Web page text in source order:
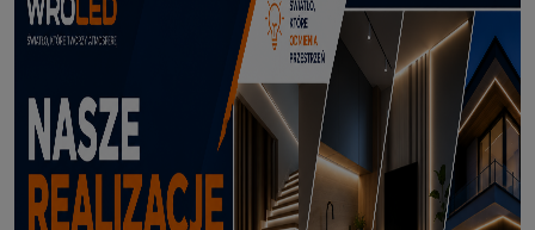
Profil led Profil LED P6-2 ½ biały 3m